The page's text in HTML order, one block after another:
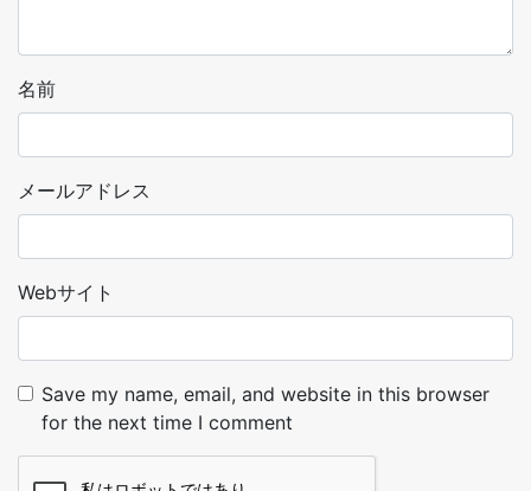
名前
メールアドレス
Webサイト
Save my name, email, and website in this browser
for the next time I comment